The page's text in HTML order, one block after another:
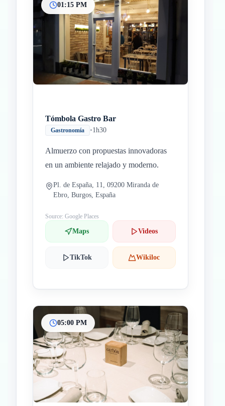
01:15 PM
Tómbola Gastro Bar
Gastronomía •1h30
Almuerzo con propuestas innovadoras
en un ambiente relajado y moderno.
Pl. de España, 11, 09200 Miranda de
Ebro, Burgos, España
Source: Google Places
Maps Videos
TikTok Wikiloc
05:00 PM